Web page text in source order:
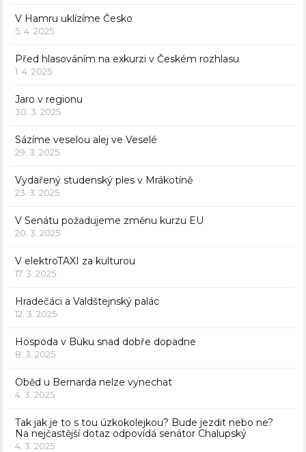
V Hamru uklízíme Česko
5. 4. 2025
Před hlasováním na exkurzi v Českém rozhlasu
1. 4. 2025
Jaro v regionu
30. 3. 2025
Sázíme veselou alej ve Veselé
29. 3. 2025
Vydařený studenský ples v Mrákotíně
23. 3. 2025
V Senátu požadujeme změnu kurzu EU
20. 3. 2025
V elektroTAXI za kulturou
17. 3. 2025
Hradečáci a Valdštejnský palác
12. 3. 2025
Hospoda v Buku snad dobře dopadne
8. 3. 2025
Oběd u Bernarda nelze vynechat
4. 3. 2025
Tak jak je to s tou úzkokolejkou? Bude jezdit nebo ne?
Na nejčastější dotaz odpovídá senátor Chalupský
4. 3. 2025